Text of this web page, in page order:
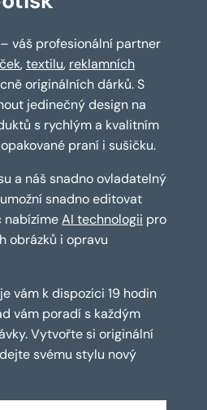
– váš profesionální partner
,textilu, reklamních
originálních dárků. S
jedinečný design na
s rychlým a kvalitním
praní i sušičku.
a náš snadno ovladatelný
snadno editovat
nabízímeAI technologii pro
obrázků i opravu
vám k dispozici 19 hodin
vám poradí s každým
Vytvořte si originální
svému stylu nový